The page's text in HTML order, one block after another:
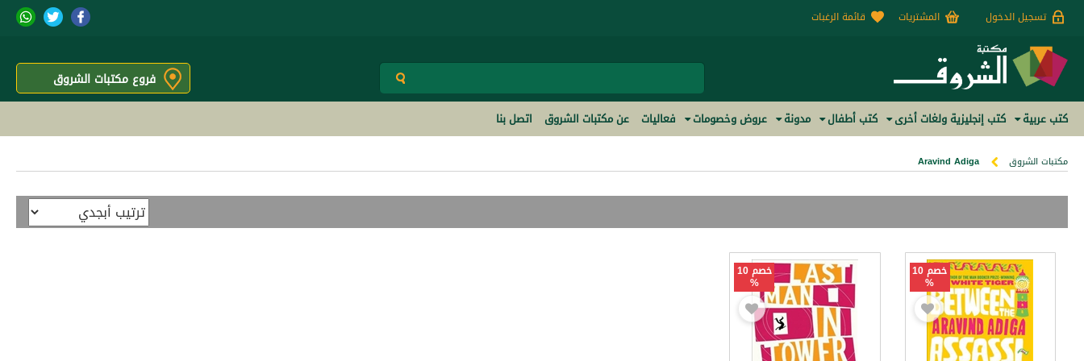
تسجيل الدخول المشتريات قائمة الرغبات
فروع مكتبات الشروق
كتب عربية كتب إنجليزية ولغات أخرى كتب أطفال مدونة عروض وخصومات فعاليات عن مكتبات الشروق اتصل بنا
مكتبات الشروق Aravind Adiga
خصم 10
%
خصم 10
%